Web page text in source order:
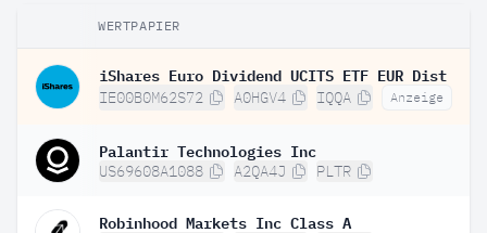
WERTPAPIER
iShares Euro Dividend UCITS ETF EUR Dist
IE00B0M62S72 A0HGV4 IQQA Anzeige
Palantir Technologies Inc
US69608A1088 A2QA4J PLTR
Robinhood Markets Inc Class A